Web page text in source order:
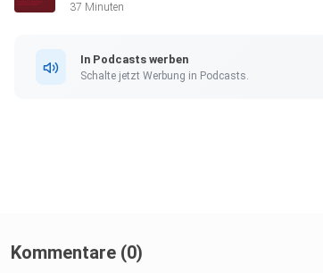
37 Minuten
In Podcasts werben
Schalte jetzt Werbung in Podcasts.
Kommentare (0)